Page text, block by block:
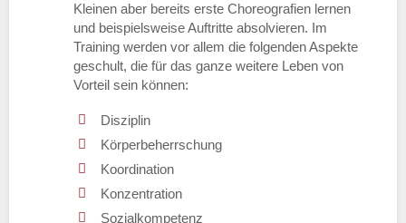
Kleinen aber bereits erste Choreografien lernen
und beispielsweise Auftritte absolvieren. Im
Training werden vor allem die folgenden Aspekte
geschult, die für das ganze weitere Leben von
Vorteil sein können:
Disziplin
Körperbeherrschung
Koordination
Konzentration
Sozialkompetenz